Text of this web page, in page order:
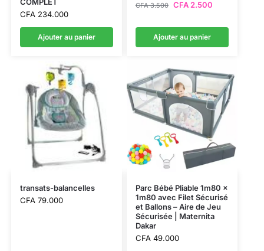
CFA234.000
Ajouter au panier
CFA3.500 CFA2.500
Ajouter au panier
transats-balancelles
CFA79.000
Parc Bébé Pliable 1m80 x
1m80 avec Filet Sécurisé
et Ballons – Aire de Jeu
Sécurisée | Maternita
Dakar
CFA49.000